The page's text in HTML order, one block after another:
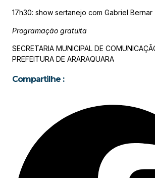
17h30: show sertanejo com Gabriel Bernar
Programação gratuita
SECRETARIA MUNICIPAL DE
PREFEITURA DE ARARAQUARA
Compartilhe :